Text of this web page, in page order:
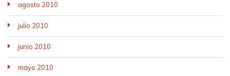
agosto 2010
julio 2010
junio 2010
mayo 2010